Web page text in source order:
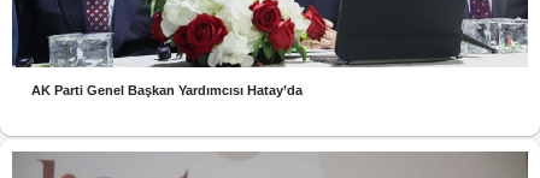
AK Parti Genel Başkan Yardımcısı Hatay’da